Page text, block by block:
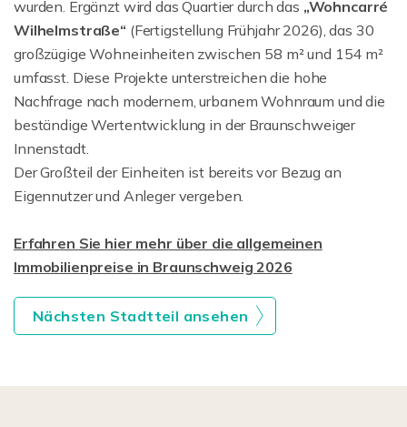
wurden. Ergänzt wird das Quartier durch das „Wohncarré
Wilhelmstraße“ (Fertigstellung Frühjahr 2026), das 30
großzügige Wohneinheiten zwischen 58 m² und 154 m²
umfasst. Diese Projekte unterstreichen die hohe
Nachfrage nach modernem, urbanem Wohnraum und die
beständige Wertentwicklung in der Braunschweiger
Innenstadt.
Der Großteil der Einheiten ist bereits vor Bezug an
Eigennutzer und Anleger vergeben.
Erfahren Sie hier mehr über die allgemeinen
Immobilienpreise in Braunschweig 2026
Nächsten Stadtteil ansehen